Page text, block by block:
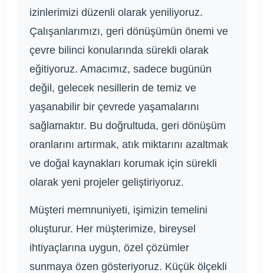
izinlerimizi düzenli olarak yeniliyoruz.
Çalışanlarımızı, geri dönüşümün önemi ve
çevre bilinci konularında sürekli olarak
eğitiyoruz. Amacımız, sadece bugünün
değil, gelecek nesillerin de temiz ve
yaşanabilir bir çevrede yaşamalarını
sağlamaktır. Bu doğrultuda, geri dönüşüm
oranlarını artırmak, atık miktarını azaltmak
ve doğal kaynakları korumak için sürekli
olarak yeni projeler geliştiriyoruz.
Müşteri memnuniyeti, işimizin temelini
oluşturur. Her müşterimize, bireysel
ihtiyaçlarına uygun, özel çözümler
sunmaya özen gösteriyoruz. Küçük ölçekli